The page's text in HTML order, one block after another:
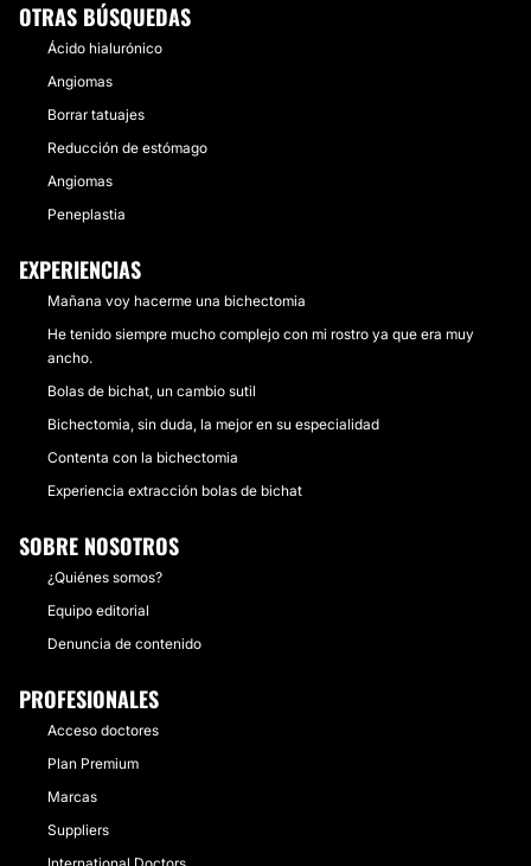
OTRAS BÚSQUEDAS
Ácido hialurónico
Angiomas
Borrar tatuajes
Reducción de estómago
Angiomas
Peneplastia
EXPERIENCIAS
Mañana voy hacerme una bichectomia
He tenido siempre mucho complejo con mi rostro ya que era muy
ancho.
Bolas de bichat, un cambio sutil
Bichectomia, sin duda, la mejor en su especialidad
Contenta con la bichectomia
Experiencia extracción bolas de bichat
SOBRE NOSOTROS
¿Quiénes somos?
Equipo editorial
Denuncia de contenido
PROFESIONALES
Acceso doctores
Plan Premium
Marcas
Suppliers